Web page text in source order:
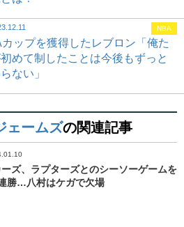
カップを獲得したレブロン「俺た
めて制したことは今後もずっと
ない」
NBA
ェームズの関連記事
ーズ、ラプターズとのシーソーゲームを
勝…八村はケガで欠場